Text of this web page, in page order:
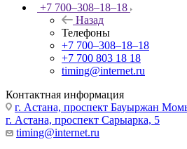
+7 700‒308‒18‒18
Назад
Телефоны
+7 700‒308‒18‒18
+7 700 803 18 18
timing@internet.ru
Контактная информация
г. Астана, проспект Бауыржан
г. Астана, проспект Сарыарка, 5
timing@internet.ru